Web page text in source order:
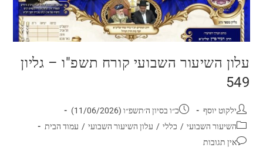
עלון השיעור השבועי קורח תשפ"ו – גליון
549
ילקוט יוסף
כ״ו בסיון ה׳תשפ״ו (11/06/2026)
השיעור השבועי / כללי / עלון השיעור השבועי / עמוד הבית
אין תגובות